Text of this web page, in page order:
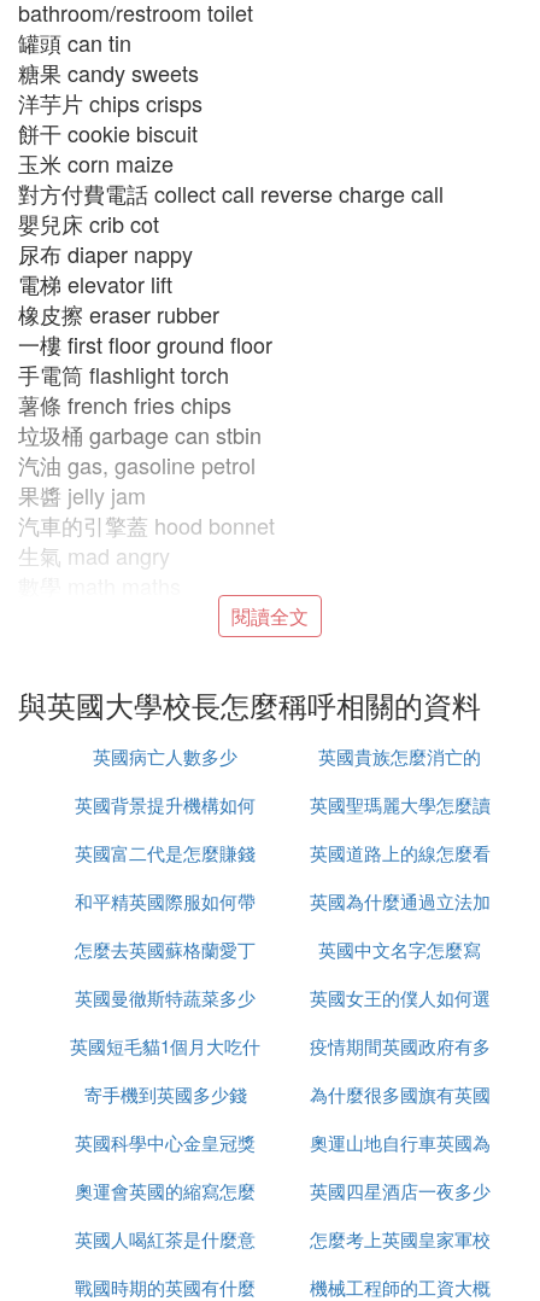
bathroom/restroom toilet
罐頭 can tin
糖果 candy sweets
洋芋片 chips crisps
餅干 cookie biscuit
玉米 corn maize
對方付費電話 collect call reverse charge call
嬰兒床 crib cot
尿布 diaper nappy
電梯 elevator lift
橡皮擦 eraser rubber
一樓 first floor ground floor
手電筒 flashlight torch
薯條 french fries chips
垃圾桶 garbage can stbin
汽油 gas, gasoline petrol
果醬 jelly jam
汽車的引擎蓋 hood bonnet
生氣 mad angry
餐巾、擦嘴巾 napkin serviette
絲襪 panty-hose, pantihose tights
手提包 purse/pocketbook handbag
來回票 roundtrip return
人行道 sidewalk pavement
爐子 stove cooker
毛衣 sweater jersey, jumper
卡車 truck lorry
汽車後面的行李箱 trunk boot
假期 vacation holiday
abc American English 美語 British English 英語
目錄 catalog catalogue
文明 civilization civilisation
顏色 color colour
馬路牙子 curb kerb
草稿 draft draught
最愛 favorite favourite
閱讀全文
與英國大學校長怎麼稱呼相關的資料
英國病亡人數多少
英國貴族怎麼消亡的
英國背景提升機構如何
辦理
英國聖瑪麗大學怎麼讀
英國富二代是怎麼賺錢
的
英國道路上的線怎麼看
和平精英國際服如何帶
槍進出生島
英國為什麼通過立法加
強社會保障
怎麼去英國蘇格蘭愛丁
堡
英國中文名字怎麼寫
英國曼徹斯特蔬菜多少
錢
英國女王的僕人如何選
的
英國短毛貓1個月大吃什
麼
疫情期間英國政府有多
少錢
寄手機到英國多少錢
為什麼很多國旗有英國
英國科學中心金皇冠獎
是什麼
奧運山地自行車英國為
什麼很厲害
奧運會英國的縮寫怎麼
改了
英國四星酒店一夜多少
錢
英國人喝紅茶是什麼意
思
怎麼考上英國皇家軍校
戰國時期的英國有什麼
機械工程師的工資大概